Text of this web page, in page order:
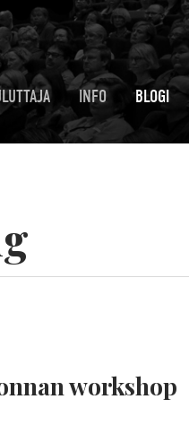
INFO BLOGI
workshop